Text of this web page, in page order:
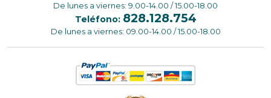
De lunes a viernes: 9.00-14.00 / 15.00-18.00
Teléfono: 828.128.754
De lunes a viernes: 09.00-14.00 / 15.00-18.00